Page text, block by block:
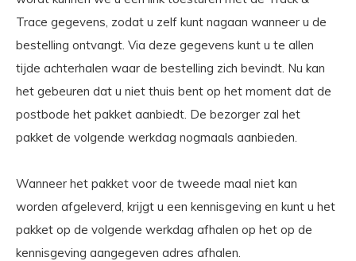
Trace gegevens, zodat u zelf kunt nagaan wanneer u de
bestelling ontvangt. Via deze gegevens kunt u te allen
tijde achterhalen waar de bestelling zich bevindt. Nu kan
het gebeuren dat u niet thuis bent op het moment dat de
postbode het pakket aanbiedt. De bezorger zal het
pakket de volgende werkdag nogmaals aanbieden.
Wanneer het pakket voor de tweede maal niet kan
worden afgeleverd, krijgt u een kennisgeving en kunt u het
pakket op de volgende werkdag afhalen op het op de
kennisgeving aangegeven adres afhalen.